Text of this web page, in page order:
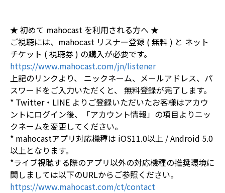
★ 初めて mahocast を利用される方へ ★
ご視聴には、mahocast リスナー登録 ( 無料 ) と ネット
チケット ( 視聴券 ) の購入が必要です。
https://www.mahocast.com/jn/listener
上記のリンクより、 ニックネーム、メールアドレス、パ
スワードをご入力いただくと、 無料登録が完了します。
* Twitter・LINE よりご登録いただいたお客様はアカウ
ントにログイン後、「アカウント情報」の項目よりニッ
クネームを変更してください。
* mahocastアプリ対応機種は iOS11.0以上 / Android 5.0
以上となります。
*ライブ視聴する際のアプリ以外の対応機種の推奨環境に
関しましては以下のURLからご参照ください。
https://www.mahocast.com/ct/contact